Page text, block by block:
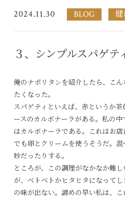
2024.11.30 BLOG
３、シンプルスパゲテ
俺のナポリタンを紹介したら、こ
たくなった。
スパゲティといえば、赤というか
ースのカルボナーラがある。私の
はカルボナーラである。これはお
でも卵とクリームを使うそうだ。
妙だったりする。
ところが、この調理がなかなか難
が、ベトベトかヒタヒタになって
の味が出ない。諦めの早い私は、